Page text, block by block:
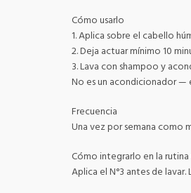
Cómo usarlo
1. Aplica sobre el cabello
2. Deja actuar mínimo 10
3. Lava con shampoo y
No es un acondicionador —
Frecuencia
Una vez por semana como
Cómo integrarlo en la
Aplica el N°3 antes de